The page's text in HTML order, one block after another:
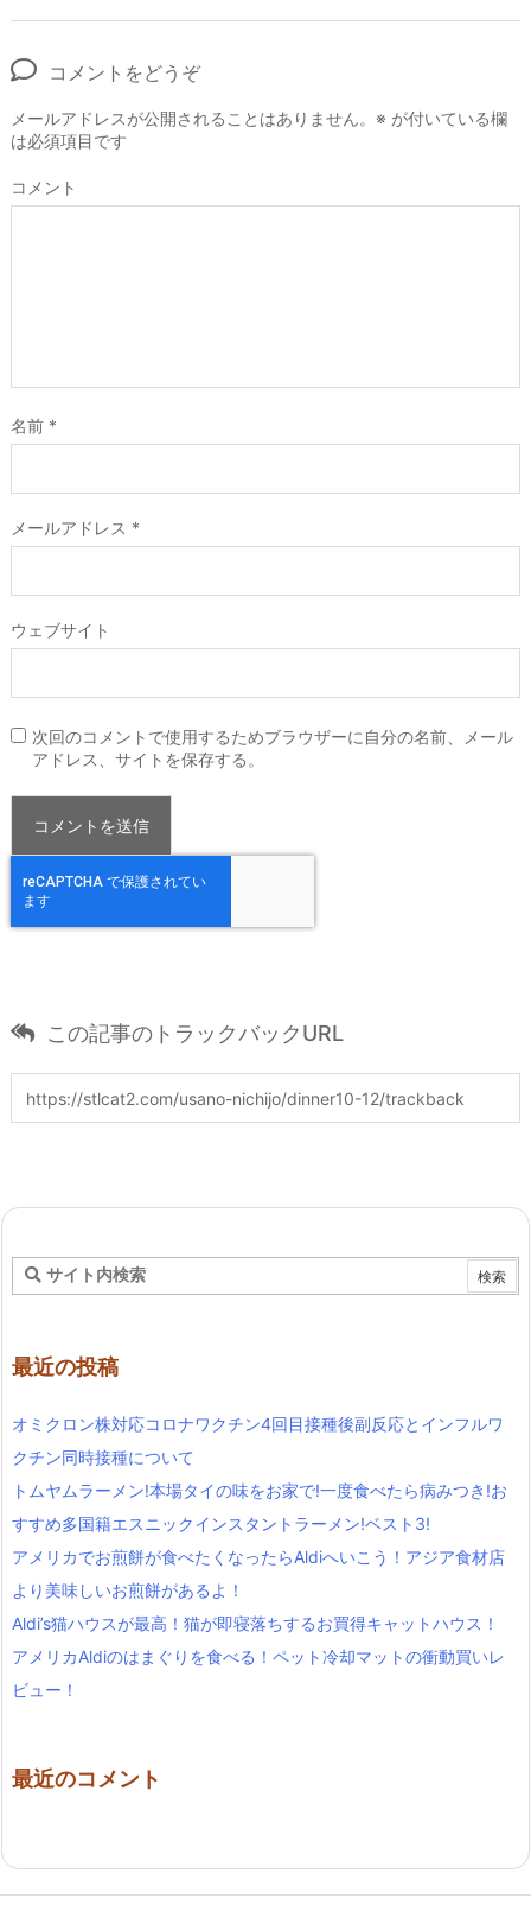
コメントをどうぞ
メールアドレスが公開されることはありません。 ※ が付いている欄
は必須項目です
コメント
名前 *
メールアドレス *
ウェブサイト
次回のコメントで使用するためブラウザーに自分の名前、メール
アドレス、サイトを保存する。
この記事のトラックバックURL
最近の投稿
オミクロン株対応コロナワクチン4回目接種後副反応とインフルワ
クチン同時接種について
トムヤムラーメン!本場タイの味をお家で!一度食べたら病みつき!お
すすめ多国籍エスニックインスタントラーメン!ベスト3!
アメリカでお煎餅が食べたくなったらAldiへいこう！アジア食材店
より美味しいお煎餅があるよ！
Aldi’s猫ハウスが最高！猫が即寝落ちするお買得キャットハウス！
アメリカAldiのはまぐりを食べる！ペット冷却マットの衝動買いレ
ビュー！
最近のコメント